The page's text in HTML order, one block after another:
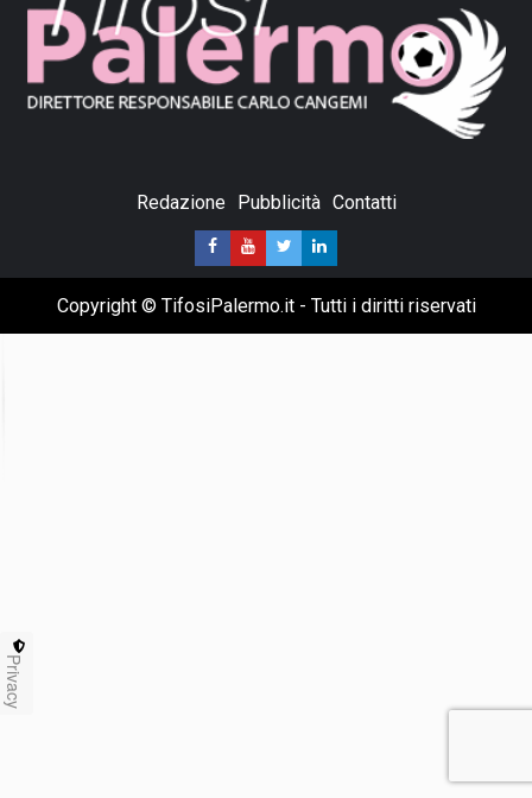
Redazione Pubblicità Contatti
Copyright © TifosiPalermo.it - Tutti i diritti riservati
Privacy